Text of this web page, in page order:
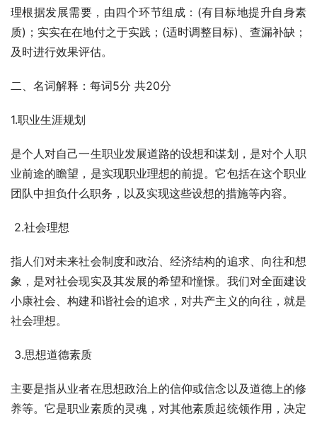
理根据发展需要，由四个环节组成：(有目标地提升自身素
质)；实实在在地付之于实践；(适时调整目标)、查漏补缺；
及时进行效果评估。
二、名词解释：每词5分 共20分
1.职业生涯规划
是个人对自己一生职业发展道路的设想和谋划，是对个人职
业前途的瞻望，是实现职业理想的前提。它包括在这个职业
团队中担负什么职务，以及实现这些设想的措施等内容。
2.社会理想
指人们对未来社会制度和政治、经济结构的追求、向往和想
象，是对社会现实及其发展的希望和憧憬。我们对全面建设
小康社会、构建和谐社会的追求，对共产主义的向往，就是
社会理想。
3.思想道德素质
主要是指从业者在思想政治上的信仰或信念以及道德上的修
养等。它是职业素质的灵魂，对其他素质起统领作用，决定